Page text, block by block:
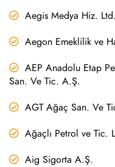
Aegis Medya Hiz.
Aegon Emeklilik ve
AEP Anadolu Etap
San. Ve Tic. A.Ş.
AGT Ağaç San. Ve
Ağaçlı Petrol ve Tic.
Aig Sigorta A.Ş.